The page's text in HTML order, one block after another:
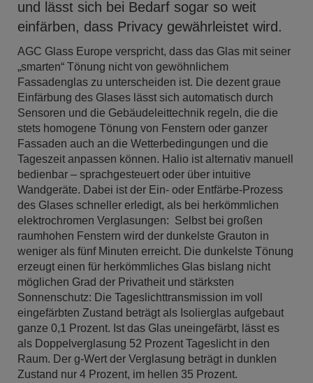
und lässt sich bei Bedarf sogar so weit
einfärben, dass Privacy gewährleistet wird.
AGC Glass Europe verspricht, dass das Glas mit seiner
„smarten“ Tönung nicht von gewöhnlichem
Fassadenglas zu unterscheiden ist. Die dezent graue
Einfärbung des Glases lässt sich automatisch durch
Sensoren und die Gebäudeleittechnik regeln, die die
stets homogene Tönung von Fenstern oder ganzer
Fassaden auch an die Wetterbedingungen und die
Tageszeit anpassen können. Halio ist alternativ manuell
bedienbar – sprachgesteuert oder über intuitive
Wandgeräte. Dabei ist der Ein- oder Entfärbe-Prozess
des Glases schneller erledigt, als bei herkömmlichen
elektrochromen Verglasungen: Selbst bei großen
raumhohen Fenstern wird der dunkelste Grauton in
weniger als fünf Minuten erreicht. Die dunkelste Tönung
erzeugt einen für herkömmliches Glas bislang nicht
möglichen Grad der Privatheit und stärksten
Sonnenschutz: Die Tageslichttransmission im voll
eingefärbten Zustand beträgt als Isolierglas aufgebaut
ganze 0,1 Prozent. Ist das Glas uneingefärbt, lässt es
als Doppelverglasung 52 Prozent Tageslicht in den
Raum. Der g-Wert der Verglasung beträgt in dunklen
Zustand nur 4 Prozent, im hellen 35 Prozent.